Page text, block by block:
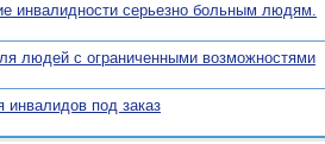
инвалидности серьезно больным людям.
людей с ограниченными возможностями
инвалидов под заказ